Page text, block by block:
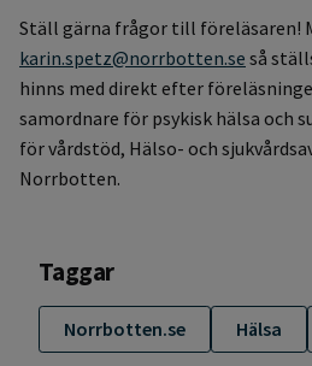
Ställ gärna frågor till föreläsaren!
karin.spetz@norrbotten.se så
hinns med direkt efter
samordnare för psykisk hälsa och
för vårdstöd, Hälso- och
Norrbotten.
Taggar
Norrbotten.se Hälsa